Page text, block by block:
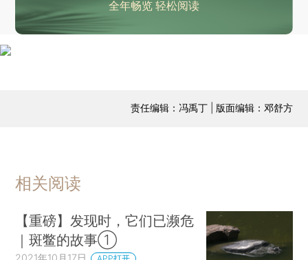
全年畅览 轻松阅读
责任编辑：冯禹丁 | 版面编辑：邓舒方
相关阅读
【重磅】发现时，它们已濒危
｜斑鳖的故事①
2021年10月17日 APP打开